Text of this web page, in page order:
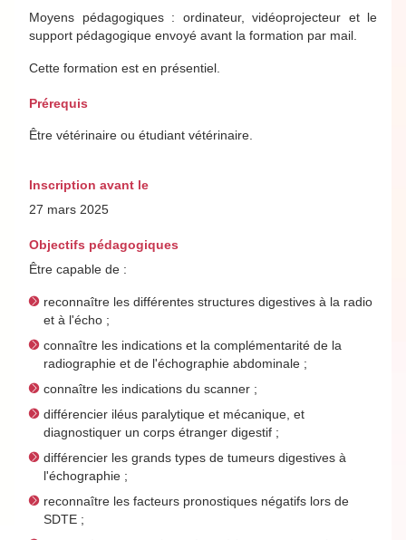
Moyens pédagogiques : ordinateur, vidéoprojecteur et le
support pédagogique envoyé avant la formation par mail.
Cette formation est en présentiel.
Prérequis
Être vétérinaire ou étudiant vétérinaire.
Inscription avant le
27 mars 2025
Objectifs pédagogiques
Être capable de :
reconnaître les différentes structures digestives à la radio
et à l'écho ;
connaître les indications et la complémentarité de la
radiographie et de l'échographie abdominale ;
connaître les indications du scanner ;
différencier iléus paralytique et mécanique, et
diagnostiquer un corps étranger digestif ;
différencier les grands types de tumeurs digestives à
l'échographie ;
reconnaître les facteurs pronostiques négatifs lors de
SDTE ;